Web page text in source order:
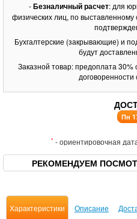
-Безналичный расчет: для
физических лиц, по
Бухгалтерские (закрывающие) и
будут
Заказной товар: предоплата
Пн
* - ориентировочная
РЕКОМЕНДУЕМ
Характеристики Описание